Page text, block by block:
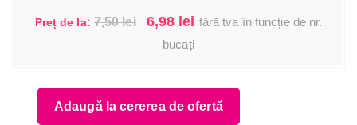
Preț de la: 7,50lei
Prețul
inițial
fost:
7,50 lei.
6,98 lei Prețul
curent
6,98 lei.
fără tva în funcție de nr.
bucați
Adaugă la cererea de ofertă